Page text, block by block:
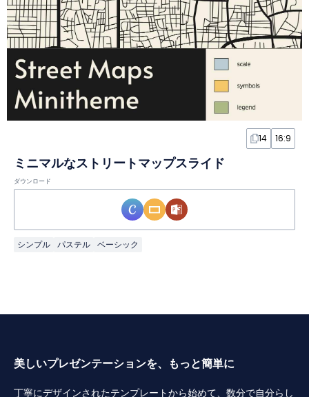
14 16:9
ミニマルなストリートマップスライド
ダウンロード
シンプル パステル ベーシック
美しいプレゼンテーションを、もっと簡単に
丁寧にデザインされたテンプレートから始めて、数分で自分らし